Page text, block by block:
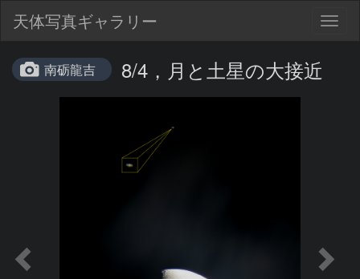
天体写真ギャラリー
南砺龍吉 8/4，月と土星の大接近